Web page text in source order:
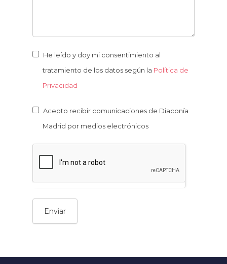
He leído y doy mi consentimiento al
tratamiento de los datos según la Política de
Privacidad
Acepto recibir comunicaciones de Diaconía
Madrid por medios electrónicos
Enviar